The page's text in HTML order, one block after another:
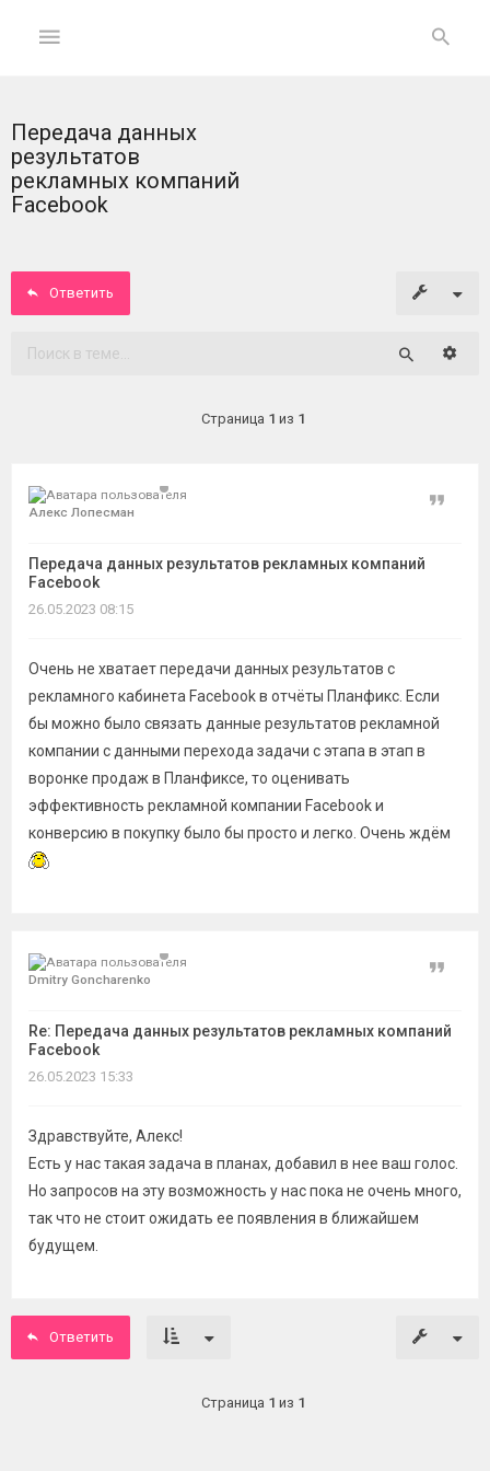
ГЛАВНАЯ
На
главную
Вход
темы
Передача данных
результатов
рекламных компаний
Facebook
Ответить
Страница 1 из 1
Алекс Лопесман
Передача данных результатов рекламных компаний
Facebook
Цитата
26.05.2023 08:15
Очень не хватает передачи данных результатов с
рекламного кабинета Facebook в отчёты Планфикс. Если
бы можно было связать данные результатов рекламной
компании с данными перехода задачи с этапа в этап в
воронке продаж в Планфиксе, то оценивать
эффективность рекламной компании Facebook и
конверсию в покупку было бы просто и легко. Очень ждём
Dmitry Goncharenko
Re: Передача данных результатов рекламных компаний
Facebook
Цитата
26.05.2023 15:33
Здравствуйте, Алекс!
Есть у нас такая задача в планах, добавил в нее ваш голос.
Но запросов на эту возможность у нас пока не очень много,
так что не стоит ожидать ее появления в ближайшем
будущем.
Ответить
Страница 1 из 1